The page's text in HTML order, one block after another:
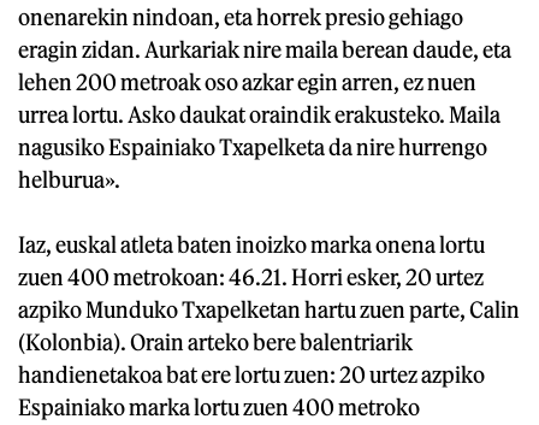
onenarekin nindoan, eta horrek presio gehiago
eragin zidan. Aurkariak nire maila berean daude, eta
lehen 200 metroak oso azkar egin arren, ez nuen
urrea lortu. Asko daukat oraindik erakusteko. Maila
nagusiko Espainiako Txapelketa da nire hurrengo
helburua».
Iaz, euskal atleta baten inoizko marka onena lortu
zuen 400 metrokoan: 46.21. Horri esker, 20 urtez
azpiko Munduko Txapelketan hartu zuen parte, Calin
(Kolonbia). Orain arteko bere balentriarik
handienetakoa bat ere lortu zuen: 20 urtez azpiko
Espainiako marka lortu zuen 400 metroko